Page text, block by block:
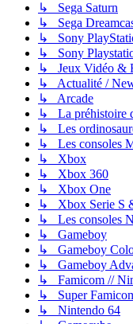
↳ Sega Saturn
↳ Sega
↳ Sony
↳ Sony
↳ Jeux Vidéo &
↳ Actualité /
↳ Arcade
↳ La préhistoire
↳ Les
↳ Les consoles
↳ Xbox
↳ Xbox 360
↳ Xbox One
↳ Xbox Serie S
↳ Les consoles
↳ Gameboy
↳ Gameboy
↳ Gameboy
↳ Famicom //
↳ Super
↳ Nintendo 64